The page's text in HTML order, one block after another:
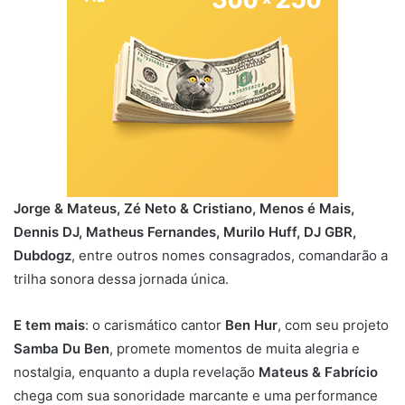
Jorge & Mateus, Zé Neto & Cristiano, Menos é Mais,
Dennis DJ, Matheus Fernandes, Murilo Huff, DJ GBR,
Dubdogz, entre outros nomes consagrados, comandarão a
trilha sonora dessa jornada única.
E tem mais: o carismático cantor Ben Hur, com seu projeto
Samba Du Ben, promete momentos de muita alegria e
nostalgia, enquanto a dupla revelação Mateus & Fabrício
chega com sua sonoridade marcante e uma performance